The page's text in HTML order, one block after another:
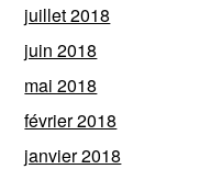
juillet 2018
juin 2018
mai 2018
février 2018
janvier 2018